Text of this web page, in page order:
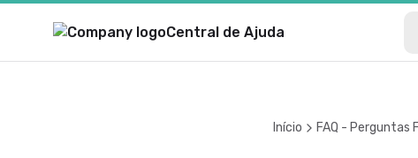
Central de Ajuda
Início FAQ - Perguntas